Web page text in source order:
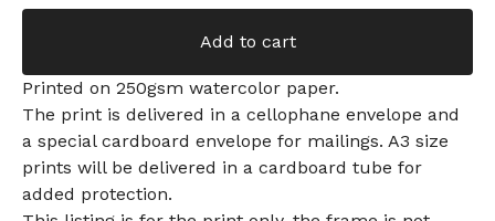
Add to cart
Printed on 250gsm watercolor paper.
The print is delivered in a cellophane envelope and
a special cardboard envelope for mailings. A3 size
prints will be delivered in a cardboard tube for
added protection.